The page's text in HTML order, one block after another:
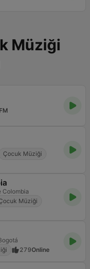
Müziği
Çocuk Müziği
Colombia
Müziği
279Online